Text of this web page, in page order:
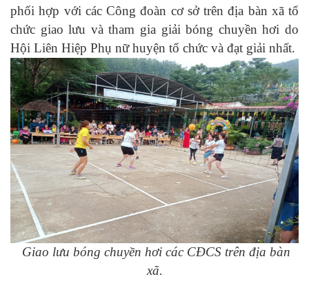
phối hợp với các Công đoàn cơ sở trên địa bàn xã tổ
chức giao lưu và tham gia giải bóng chuyền hơi do
Hội Liên Hiệp Phụ nữ huyện tổ chức và đạt giải nhất.
Giao lưu bóng chuyền hơi các CĐCS trên địa bàn
xã.